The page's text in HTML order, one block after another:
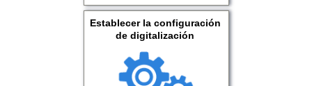
Establecer la configuración
de digitalización